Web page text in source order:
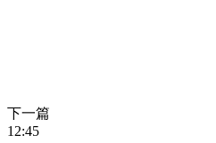
下一篇
12:45